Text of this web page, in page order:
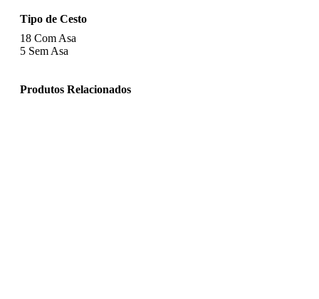
Tipo de Cesto
18 Com Asa
5 Sem Asa
Produtos Relacionados